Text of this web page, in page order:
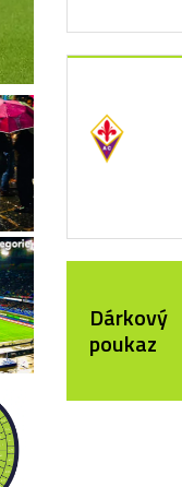
Dárkový
poukaz